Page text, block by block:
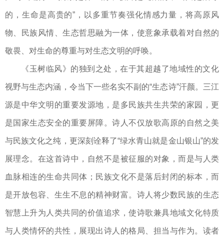
的，生命是高贵的”，以多重节奏强化情感力量，将高原风
物、民族风情、生态哲思融为一体，使意象承载着对自然的
敬畏、对生命的尊重与对生态文明的呼唤。
《玉树临风》的独到之处，在于其超越了地域性的文化
视野与生态内涵，令当下一些名实不副的“生态诗”汗颜。三江
源是中华文明的重要发源地，是多民族共生共荣的家园，更
是国家生态安全的重要屏障。诗人不仅放歌高原的自然之美
与民族文化之纯，更深刻诠释了“绿水青山就是金山银山”的发
展理念。在这首诗中，自然不是被征服的对象，而是与人类
血脉相连的生命共同体；民族文化不是落后封闭的标本，而
是开放包容、生生不息的精神财富。诗人将少数民族的生态
智慧上升为人类共同的价值追求，使诗歌兼具地域文化特质
与人类情怀的共性，展现出诗人的格局、担当与作为。读者